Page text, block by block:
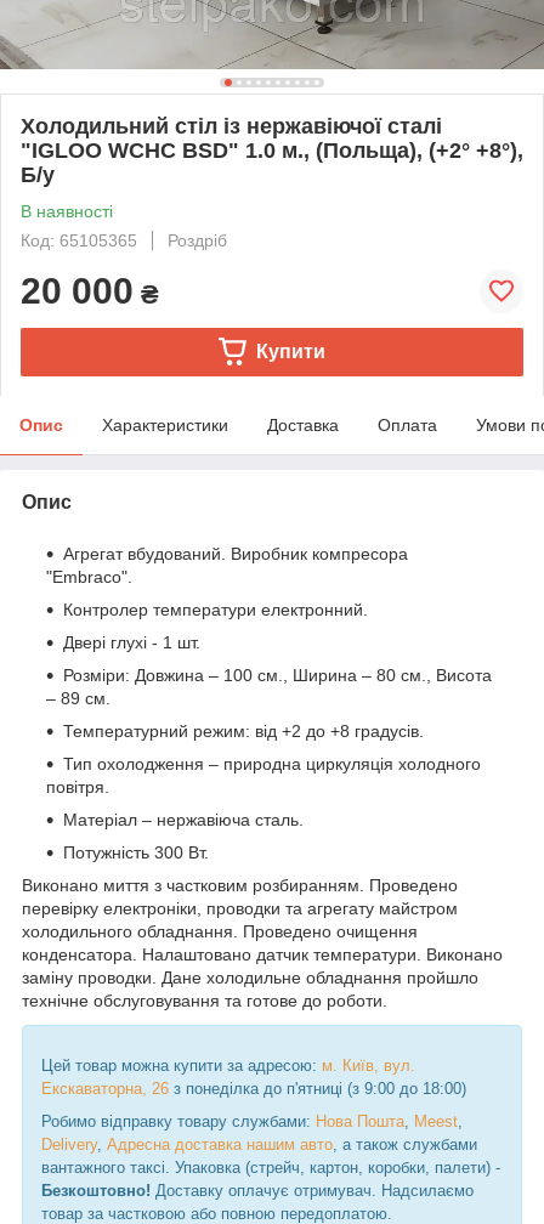
Холодильний стіл із нержавіючої сталі
"IGLOO WCHC BSD" 1.0 м., (Польща), (+2° +8°),
Б/у
В наявності
Код: 65105365
Роздріб
20 000 ₴
Купити
Опис Характеристики Доставка Оплата Умови
Опис
Агрегат вбудований. Виробник компресора
"Embraco".
Контролер температури електронний.
Двері глухі - 1 шт.
Розміри: Довжина – 100 см., Ширина – 80 см., Висота
– 89 см.
Температурний режим: від +2 до +8 градусів.
Тип охолодження – природна циркуляція холодного
повітря.
Матеріал – нержавіюча сталь.
Потужність 300 Вт.
Виконано миття з частковим розбиранням. Проведено
перевірку електроніки, проводки та агрегату майстром
холодильного обладнання. Проведено очищення
конденсатора. Налаштовано датчик температури. Виконано
заміну проводки. Дане холодильне обладнання пройшло
технічне обслуговування та готове до роботи.
Цей товар можна купити за адресою: м. Київ, вул.
Екскаваторна, 26 з понеділка до п'ятниці (з 9:00 до 18:00)
Робимо відправку товару службами: Нова Пошта Meest
Delivery, Адресна доставка нашим авто , а також службами
вантажного таксі. Упаковка (стрейч, картон, коробки, палети) -
Безкоштовно! Доставку оплачує отримувач. Надсилаємо
товар за частковою або повною передоплатою.